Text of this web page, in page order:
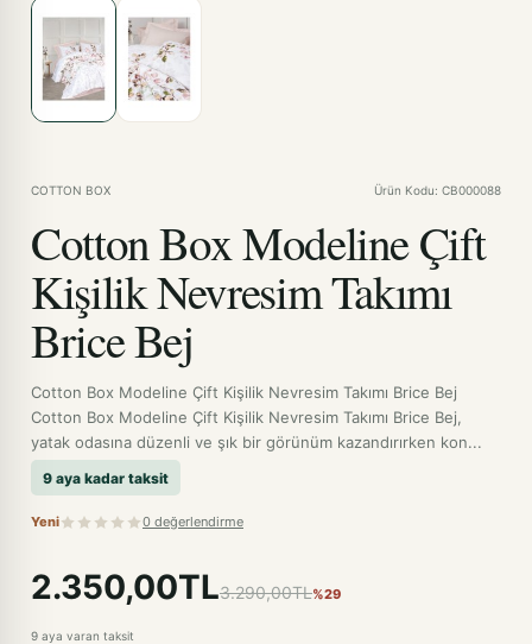
COTTON BOX Ürün Kodu: CB000088
Cotton Box Modeline Çift
Kişilik Nevresim Takımı
Brice Bej
Cotton Box Modeline Çift Kişilik Nevresim Takımı Brice Bej
Cotton Box Modeline Çift Kişilik Nevresim Takımı Brice Bej,
yatak odasına düzenli ve şık bir görünüm kazandırırken kon...
9 aya kadar taksit
Yeni 0 değerlendirme
2.350,00TL3.290,00TL%29
9 aya varan taksit